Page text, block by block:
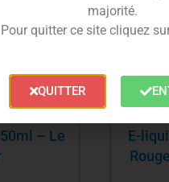
– Le
E-
majorité.
Pour quitter ce site cliquez
QUITTER